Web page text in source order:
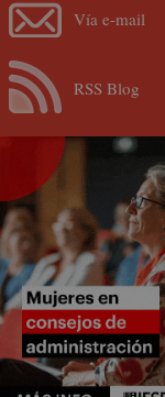
Vía e-mail
RSS Blog